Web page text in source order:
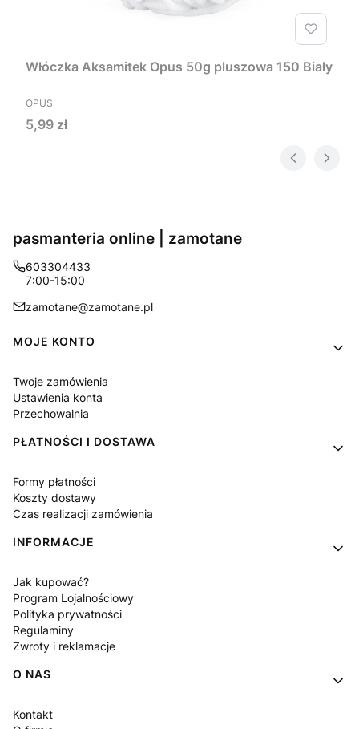
Włóczka Aksamitek Opus 50g pluszowa 150 Biały
PRODUCENT
OPUS
Cena
5,99 zł
pasmanteria online | zamotane
603304433
7:00-15:00
zamotane@zamotane.pl
Linki w stopce
MOJE KONTO
Twoje zamówienia
Ustawienia konta
Przechowalnia
PŁATNOŚCI I DOSTAWA
Formy płatności
Koszty dostawy
Czas realizacji zamówienia
INFORMACJE
Jak kupować?
Program Lojalnościowy
Polityka prywatności
Regulaminy
Zwroty i reklamacje
O NAS
Kontakt